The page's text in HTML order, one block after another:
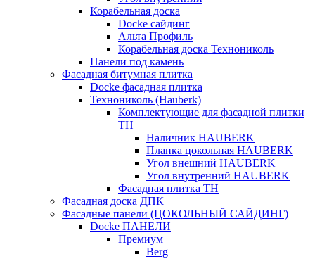
Корабельная доска
Docke сайдинг
Альта Профиль
Корабельная доска Технониколь
Панели под камень
Фасадная битумная плитка
Docke фасадная плитка
Технониколь (Hauberk)
Комплектующие для фасадной плитки
ТН
Наличник HAUBERK
Планка цокольная HAUBERK
Угол внешний HAUBERK
Угол внутренний HAUBERK
Фасадная плитка ТН
Фасадная доска ДПК
Фасадные панели (ЦОКОЛЬНЫЙ САЙДИНГ)
Docke ПАНЕЛИ
Премиум
Berg